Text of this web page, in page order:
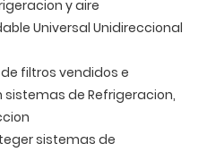
y aire
Universal Unidireccional
filtros vendidos e
de Refrigeracion,
sistemas de